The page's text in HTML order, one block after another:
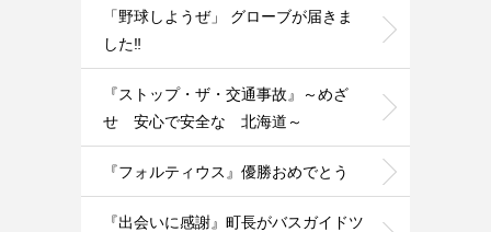
「野球しようぜ」 グローブが届きま
した‼️
『ストップ・ザ・交通事故』～めざ
せ 安心で安全な 北海道～
『フォルティウス』優勝おめでとう
『出会いに感謝』町長がバスガイドツ